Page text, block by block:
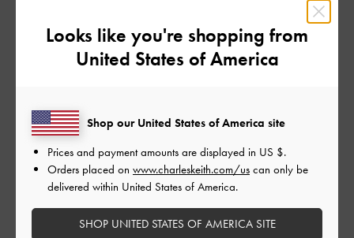
3
0
2
とてもよかった
Looks like you're shopping from
United States of America
Shop our United States of America site
Prices and payment amounts are displayed in US $.
Orders placed on www.charleskeith.com/us can only be
delivered within United States of America.
SHOP UNITED STATES OF AMERICA SITE